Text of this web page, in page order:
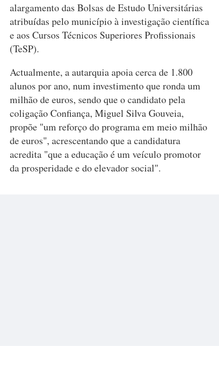
alargamento das Bolsas de Estudo Universitárias
atribuídas pelo município à investigação científica
e aos Cursos Técnicos Superiores Profissionais
(TeSP).
Actualmente, a autarquia apoia cerca de 1.800
alunos por ano, num investimento que ronda um
milhão de euros, sendo que o candidato pela
coligação Confiança, Miguel Silva Gouveia,
propõe "um reforço do programa em meio milhão
de euros", acrescentando que a candidatura
acredita "que a educação é um veículo promotor
da prosperidade e do elevador social".